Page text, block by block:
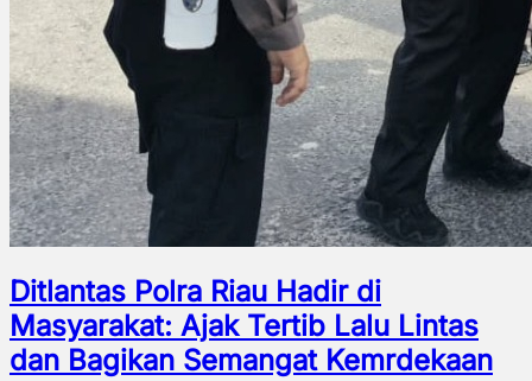
Ditlantas Polra Riau Hadir di
Masyarakat: Ajak Tertib Lalu Lintas
dan Bagikan Semangat Kemrdekaan